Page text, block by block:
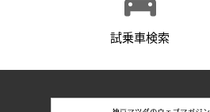
試乗車検索